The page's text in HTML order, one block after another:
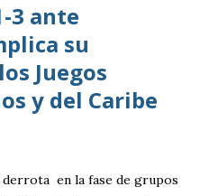
3 ante
su
Juegos
y del Caribe
en la fase de grupos